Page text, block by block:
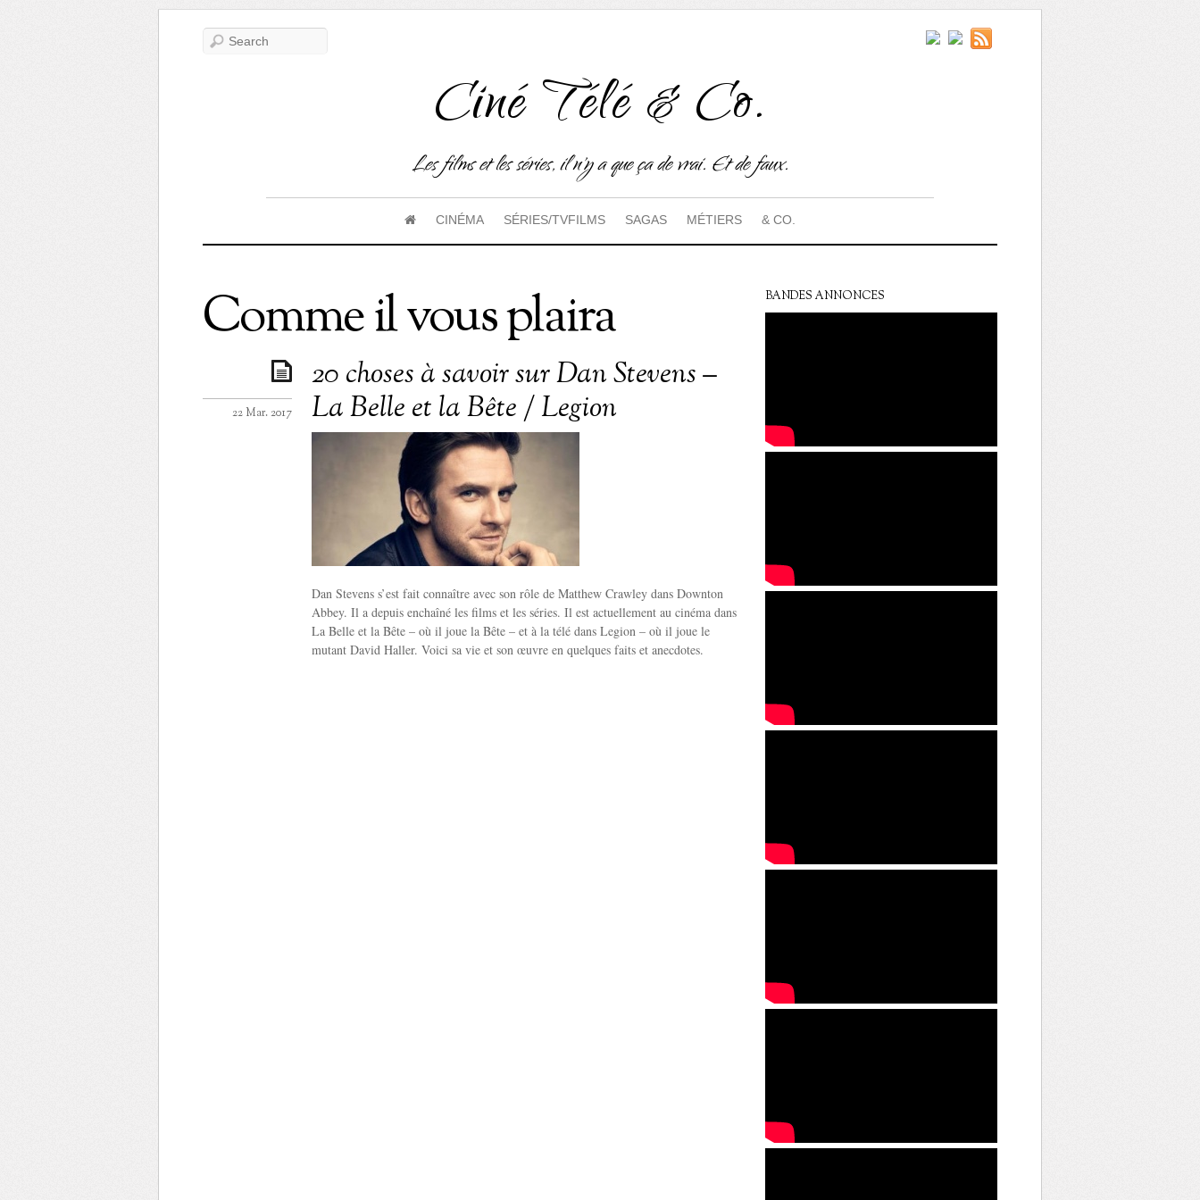
Ciné Télé & Co.
Les films et les séries, il n'y a que ça de vrai. Et de faux.
CINÉMA SÉRIES/TVFILMS SAGAS MÉTIERS & CO.
Comme il vous plaira
20 choses à savoir sur Dan Stevens –
La Belle et la Bête / Legion
22 Mar. 2017
Dan Stevens s’est fait connaître avec son rôle de Matthew Crawley dans Downton
Abbey. Il a depuis enchaîné les films et les séries. Il est actuellement au cinéma dans
La Belle et la Bête – où il joue la Bête – et à la télé dans Legion – où il joue le
mutant David Haller. Voici sa vie et son œuvre en quelques faits et anecdotes.
BANDES ANNONCES